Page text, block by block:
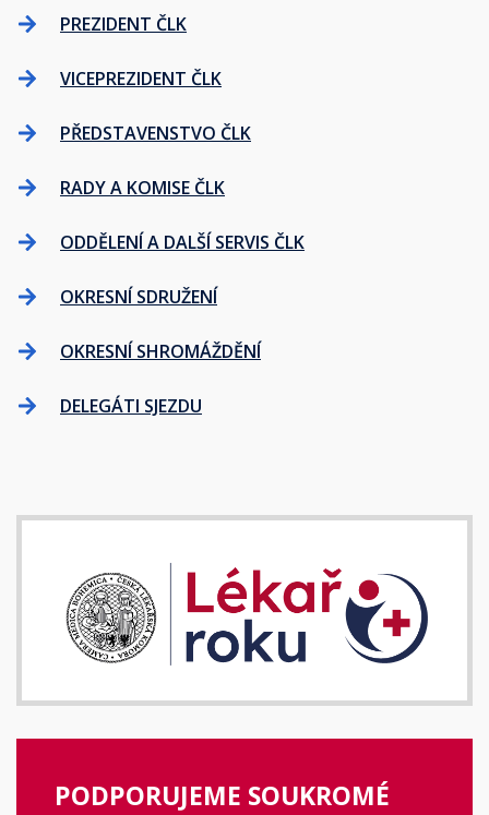
PREZIDENT ČLK
VICEPREZIDENT ČLK
PŘEDSTAVENSTVO ČLK
RADY A KOMISE ČLK
ODDĚLENÍ A DALŠÍ SERVIS ČLK
OKRESNÍ SDRUŽENÍ
OKRESNÍ SHROMÁŽDĚNÍ
DELEGÁTI SJEZDU
PODPORUJEME SOUKROMÉ